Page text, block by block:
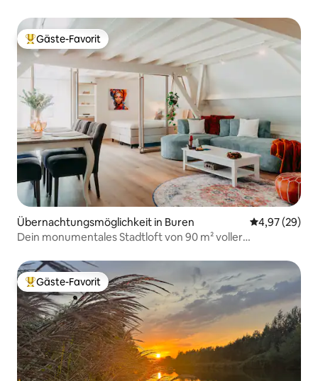
Beliebter Gäste-Favorit.
Gäste-Favorit
Übernachtungsmöglichkeit in Buren
4,97 (29)
Dein monumentales Stadtloft von 90 m² voller
Beliebter Gäste-Favorit.
Gäste-Favorit